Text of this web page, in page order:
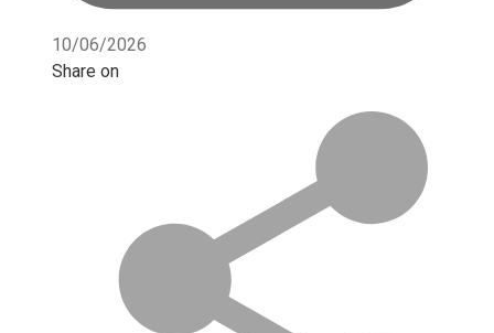
10/06/2026
Share on